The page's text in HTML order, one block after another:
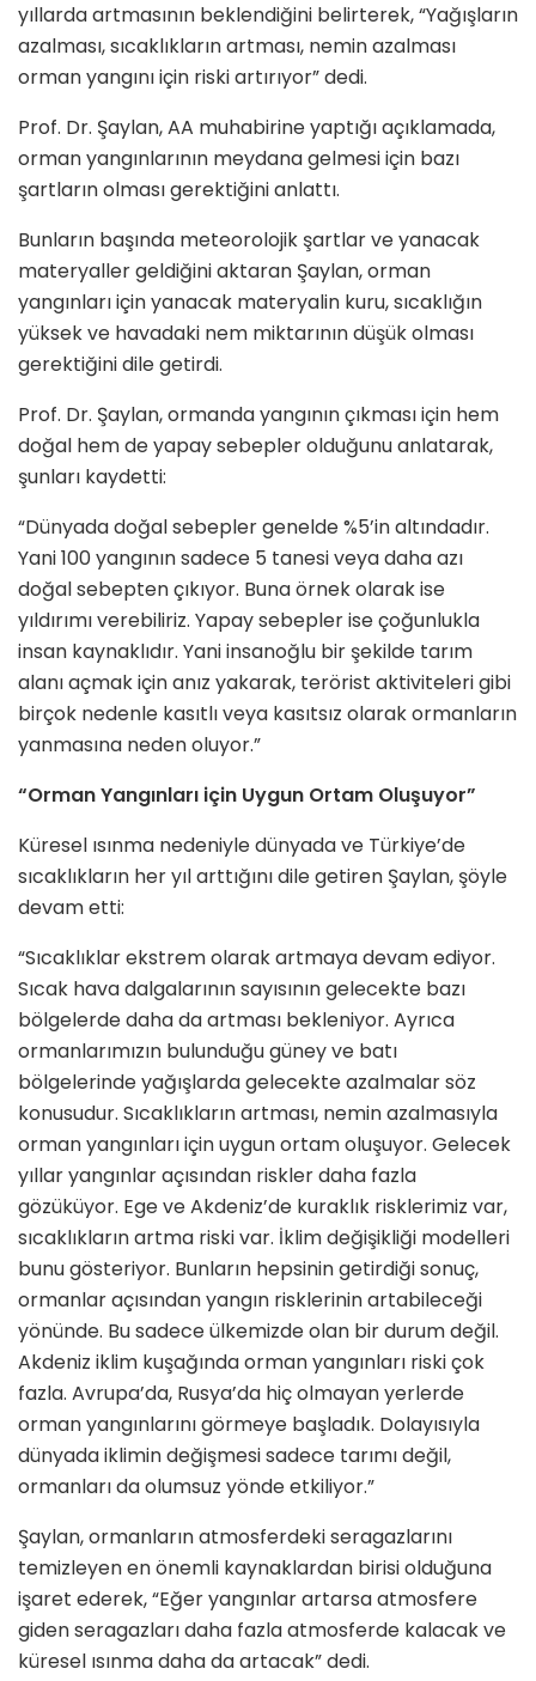
yıllarda artmasının beklendiğini belirterek, “Yağışların
azalması, sıcaklıkların artması, nemin azalması
orman yangını için riski artırıyor” dedi.
Prof. Dr. Şaylan, AA muhabirine yaptığı açıklamada,
orman yangınlarının meydana gelmesi için bazı
şartların olması gerektiğini anlattı.
Bunların başında meteorolojik şartlar ve yanacak
materyaller geldiğini aktaran Şaylan, orman
yangınları için yanacak materyalin kuru, sıcaklığın
yüksek ve havadaki nem miktarının düşük olması
gerektiğini dile getirdi.
Prof. Dr. Şaylan, ormanda yangının çıkması için hem
doğal hem de yapay sebepler olduğunu anlatarak,
şunları kaydetti:
“Dünyada doğal sebepler genelde %5’in altındadır.
Yani 100 yangının sadece 5 tanesi veya daha azı
doğal sebepten çıkıyor. Buna örnek olarak ise
yıldırımı verebiliriz. Yapay sebepler ise çoğunlukla
insan kaynaklıdır. Yani insanoğlu bir şekilde tarım
alanı açmak için anız yakarak, terörist aktiviteleri gibi
birçok nedenle kasıtlı veya kasıtsız olarak ormanların
yanmasına neden oluyor.”
“Orman Yangınları için Uygun Ortam Oluşuyor”
Küresel ısınma nedeniyle dünyada ve Türkiye’de
sıcaklıkların her yıl arttığını dile getiren Şaylan, şöyle
devam etti:
“Sıcaklıklar ekstrem olarak artmaya devam ediyor.
Sıcak hava dalgalarının sayısının gelecekte bazı
bölgelerde daha da artması bekleniyor. Ayrıca
ormanlarımızın bulunduğu güney ve batı
bölgelerinde yağışlarda gelecekte azalmalar söz
konusudur. Sıcaklıkların artması, nemin azalmasıyla
orman yangınları için uygun ortam oluşuyor. Gelecek
yıllar yangınlar açısından riskler daha fazla
gözüküyor. Ege ve Akdeniz’de kuraklık risklerimiz var,
sıcaklıkların artma riski var. İklim değişikliği modelleri
bunu gösteriyor. Bunların hepsinin getirdiği sonuç,
ormanlar açısından yangın risklerinin artabileceği
yönünde. Bu sadece ülkemizde olan bir durum değil.
Akdeniz iklim kuşağında orman yangınları riski çok
fazla. Avrupa’da, Rusya’da hiç olmayan yerlerde
orman yangınlarını görmeye başladık. Dolayısıyla
dünyada iklimin değişmesi sadece tarımı değil,
ormanları da olumsuz yönde etkiliyor.”
Şaylan, ormanların atmosferdeki seragazlarını
temizleyen en önemli kaynaklardan birisi olduğuna
işaret ederek, “Eğer yangınlar artarsa atmosfere
giden seragazları daha fazla atmosferde kalacak ve
küresel ısınma daha da artacak” dedi.